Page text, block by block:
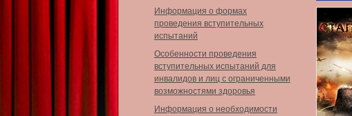
Информация о формах
проведения вступительных
испытаний
Особенности проведения
вступительных испытаний для
инвалидов и лиц с ограниченными
возможностями здоровья
Информация о необходимости